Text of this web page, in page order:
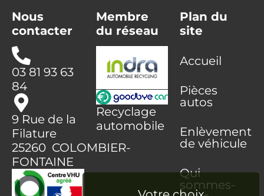
Nous
contacter
03 81 93 63
84
9 Rue de la
Filature
25260 COLOMBIER-
FONTAINE
Membre
du réseau
Recyclage
automobile
Plan du
site
Accueil
Pièces
autos
Enlèvement
de véhicule
Qui
sommes-